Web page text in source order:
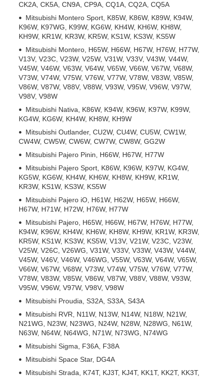
CK2A, CK5A, CN9A, CP9A, CQ1A, CQ2A, CQ5A
Mitsubishi Montero Sport, K85W, K86W, K89W, K94W,
K96W, K97WG, K99W, KG6W, KH4W, KH6W, KH8W,
KH9W, KR1W, KR3W, KR5W, KS1W, KS3W, KS5W
Mitsubishi Montero, H65W, H66W, H67W, H76W, H77W,
V13V, V23C, V23W, V25W, V31W, V33V, V43W, V44W,
V45W, V46W, V63W, V64W, V65W, V66W, V67W, V68W,
V73W, V74W, V75W, V76W, V77W, V78W, V83W, V85W,
V86W, V87W, V88V, V88W, V93W, V95W, V96W, V97W,
V98V, V98W
Mitsubishi Nativa, K86W, K94W, K96W, K97W, K99W,
KG4W, KG6W, KH4W, KH8W, KH9W
Mitsubishi Outlander, CU2W, CU4W, CU5W, CW1W,
CW4W, CW5W, CW6W, CW7W, CW8W, GG2W
Mitsubishi Pajero Pinin, H66W, H67W, H77W
Mitsubishi Pajero Sport, K86W, K96W, K97W, KG4W,
KG5W, KG6W, KH4W, KH6W, KH8W, KH9W, KR1W,
KR3W, KS1W, KS3W, KS5W
Mitsubishi Pajero iO, H61W, H62W, H65W, H66W,
H67W, H71W, H72W, H76W, H77W
Mitsubishi Pajero, H65W, H66W, H67W, H76W, H77W,
K94W, K96W, KH4W, KH6W, KH8W, KH9W, KR1W, KR3W,
KR5W, KS1W, KS3W, KS5W, V13V, V21W, V23C, V23W,
V25W, V26C, V26WG, V31W, V33V, V33W, V43W, V44W,
V45W, V46V, V46W, V46WG, V55W, V63W, V64W, V65W,
V66W, V67W, V68W, V73W, V74W, V75W, V76W, V77W,
V78W, V83W, V85W, V86W, V87W, V88V, V88W, V93W,
V95W, V96W, V97W, V98V, V98W
Mitsubishi Proudia, S32A, S33A, S43A
Mitsubishi RVR, N11W, N13W, N14W, N18W, N21W,
N21WG, N23W, N23WG, N24W, N28W, N28WG, N61W,
N63W, N64W, N64WG, N71W, N73WG, N74WG
Mitsubishi Sigma, F36A, F38A
Mitsubishi Space Star, DG4A
Mitsubishi Strada, K74T, KJ3T, KJ4T, KK1T, KK2T, KK3T,